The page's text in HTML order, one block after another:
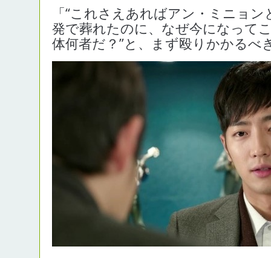
「“これさえあればアン・ミニョ
発で葬れたのに、なぜ今になって
体何者だ？”と、まず殴りかかるべ